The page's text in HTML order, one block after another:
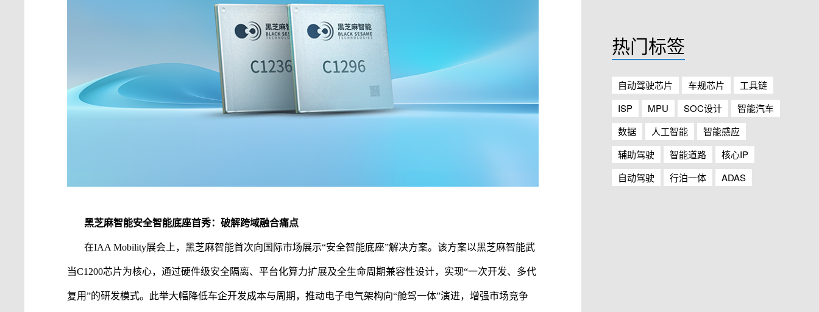
黑芝麻智能安全智能底座首秀：破解跨域融合痛点
在IAA Mobility展会上，黑芝麻智能首次向国际市场展示“安全智能底座”解决方案。该方案以黑芝麻智能武
当C1200芯片为核心，通过硬件级安全隔离、平台化算力扩展及全生命周期兼容性设计，实现“一次开发、多代
复用”的研发模式。此举大幅降低车企开发成本与周期，推动电子电气架构向“舱驾一体”演进，增强市场竞争
热门标签
自动驾驶芯片 车规芯片
工具链
ISP
MPU SOC设计
智能汽车
数据
人工智能
智能感应
辅助驾驶
智能道路
核心IP
自动驾驶
行泊一体 ADAS